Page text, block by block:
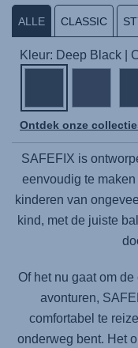
ALLE CLASSIC
Kleur: Deep Black |
Ontdek onze
SAFEFIX is
eenvoudig te
kinderen van
kind, met de juiste
Of het nu gaat om
avonturen,
comfortabel te
onderweg bent. Het